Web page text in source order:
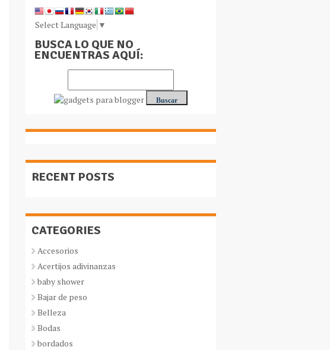
Select Language ▼
BUSCA LO QUE NO
ENCUENTRAS AQUÍ:
RECENT POSTS
CATEGORIES
Accesorios
Acertijos adivinanzas
baby shower
Bajar de peso
Belleza
Bodas
bordados